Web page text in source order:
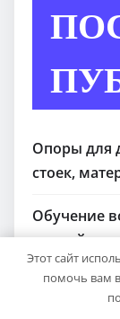
Опоры для
стоек,
Обучение
первой
с
Этот сайт
помочь вам